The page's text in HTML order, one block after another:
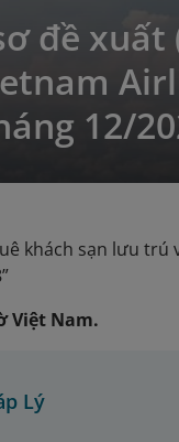
đề xuất
12/
khách sạn lưu
Việt Nam.
Lý